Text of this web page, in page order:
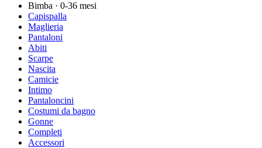
Bimba · 0-36 mesi
Capispalla
Maglieria
Pantaloni
Abiti
Scarpe
Nascita
Camicie
Intimo
Pantaloncini
Costumi da bagno
Gonne
Completi
Accessori